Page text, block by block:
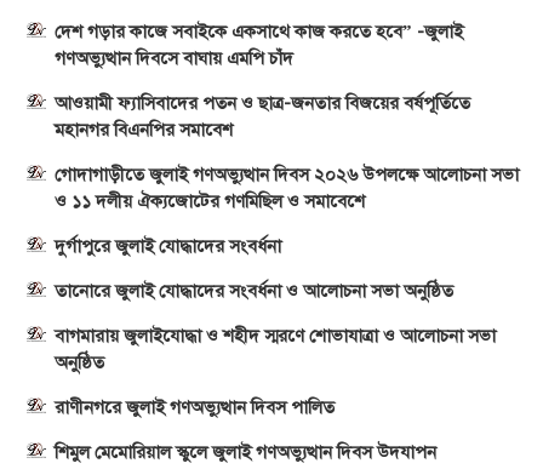
দেশ গড়ার কাজে সবাইকে একসাথে কাজ করতে হবে” -জুলাই
গণঅভ্যুত্থান দিবসে বাঘায় এমপি চাঁদ
আওয়ামী ফ্যাসিবাদের পতন ও ছাত্র-জনতার বিজয়ের বর্ষপূর্তিতে
মহানগর বিএনপির সমাবেশ
গোদাগাড়ীতে জুলাই গণঅভ্যুত্থান দিবস ২০২৬ উপলক্ষে আলোচনা সভা
ও ১১ দলীয় ঐক্যজোটের গণমিছিল ও সমাবেশে
দুর্গাপুরে জুলাই যোদ্ধাদের সংবর্ধনা
তানোরে জুলাই যোদ্ধাদের সংবর্ধনা ও আলোচনা সভা অনুষ্ঠিত
বাগমারায় জুলাইযোদ্ধা ও শহীদ স্মরণে শোভাযাত্রা ও আলোচনা সভা
অনুষ্ঠিত
রাণীনগরে জুলাই গণঅভ্যুত্থান দিবস পালিত
শিমুল মেমোরিয়াল স্কুলে জুলাই গণঅভ্যুত্থান দিবস উদযাপন